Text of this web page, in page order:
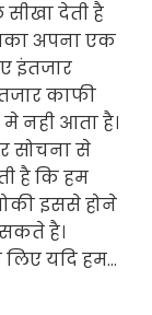
देती है
अपना एक
इंतजार
काफी
मे नही आता है।
सोचना से
है कि हम
इससे होने
है।
यदि हम…